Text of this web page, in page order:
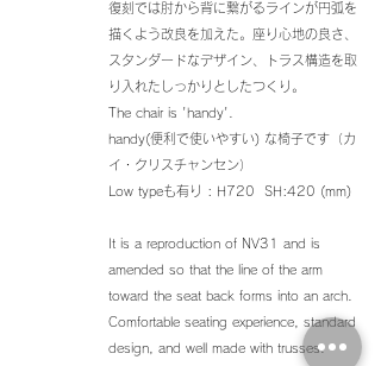
復刻では肘から背に繋がるラインが円弧を
描くよう改良を加えた。座り心地の良さ、
スタンダードなデザイン、トラス構造を取
り入れたしっかりとしたつくり。
The chair is 'handy'.
handy(便利で使いやすい) な椅子です（カ
イ・クリスチャンセン）
Low typeも有り : H720 SH:420 (mm)
It is a reproduction of NV31 and is
amended so that the line of the arm
toward the seat back forms into an arch.
Comfortable seating experience, standard
design, and well made with trusses.